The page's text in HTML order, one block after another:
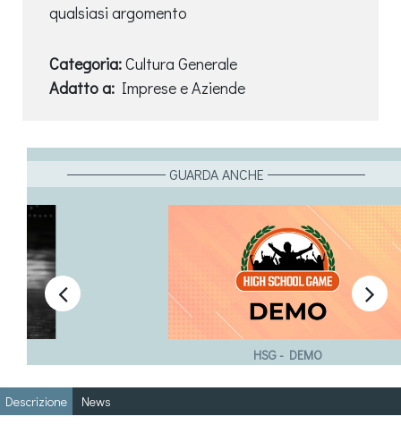
qualsiasi argomento
Categoria:Cultura Generale
Adatto a: Imprese e Aziende
GUARDA ANCHE
 
Descrizione News